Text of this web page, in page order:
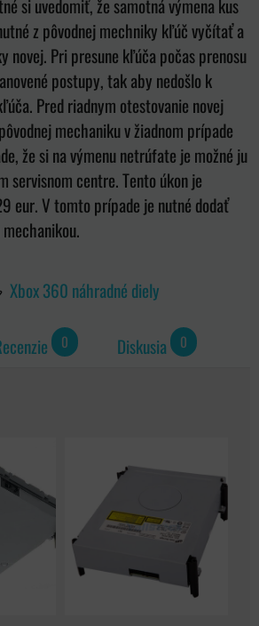
si uvedomiť, že samotná výmena kus
z pôvodnej mechniky kľúč vyčítať a
novej. Pri presune kľúča počas prenosu
postupy, tak aby nedošlo k
Pred riadnym otestovanie novej
mechaniku v žiadnom prípade
že si na výmenu netrúfate je možné ju
servisnom centre. Tento úkon je
eur. V tomto prípade je nutné dodať
Xbox 360 náhradné diely
0 Diskusia 0